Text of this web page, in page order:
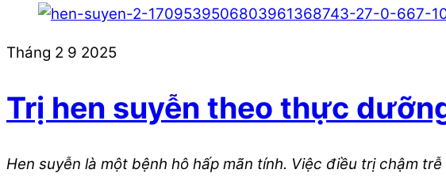
Tháng 2 9 2025
Trị hen suyễn theo thực
Hen suyễn là một bệnh hô hấp mãn tính. Việc điều trị chậm